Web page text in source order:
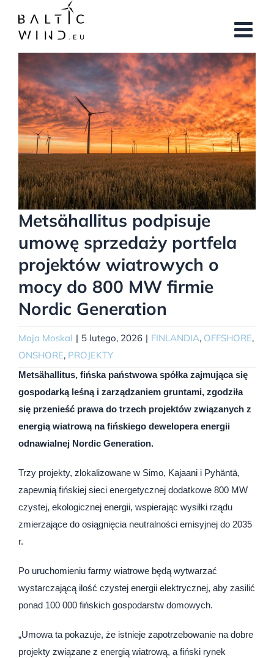
zawartości
Pokaż
większy
obrazek
Metsähallitus podpisuje
umowę sprzedaży portfela
projektów wiatrowych o
mocy do 800 MW firmie
Nordic Generation
Maja Moskal | 5 lutego, 2026 | FINLANDIA, OFFSHORE,
ONSHORE, PROJEKTY
Metsähallitus, fińska państwowa spółka zajmująca się
gospodarką leśną i zarządzaniem gruntami, zgodziła
się przenieść prawa do trzech projektów związanych z
energią wiatrową na fińskiego dewelopera energii
odnawialnej Nordic Generation.
Trzy projekty, zlokalizowane w Simo, Kajaani i Pyhäntä,
zapewnią fińskiej sieci energetycznej dodatkowe 800 MW
czystej, ekologicznej energii, wspierając wysiłki rządu
zmierzające do osiągnięcia neutralności emisyjnej do 2035
r.
Po uruchomieniu farmy wiatrowe będą wytwarzać
wystarczającą ilość czystej energii elektrycznej, aby zasilić
ponad 100 000 fińskich gospodarstw domowych.
„Umowa ta pokazuje, że istnieje zapotrzebowanie na dobre
projekty związane z energią wiatrową, a fiński rynek